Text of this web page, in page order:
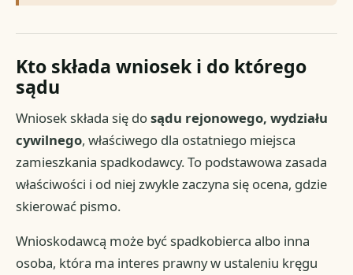
Kto składa wniosek i do którego
sądu
Wniosek składa się dosądu rejonowego, wydziału
cywilnego, właściwego dla ostatniego miejsca
zamieszkania spadkodawcy. To podstawowa zasada
właściwości i od niej zwykle zaczyna się ocena, gdzie
skierować pismo.
Wnioskodawcą może być spadkobierca albo inna
osoba, która ma interes prawny w ustaleniu kręgu